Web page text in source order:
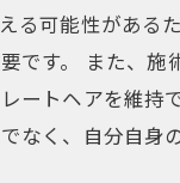
る可能性がある
です。 また、
ートヘアを維持
なく、自分自身